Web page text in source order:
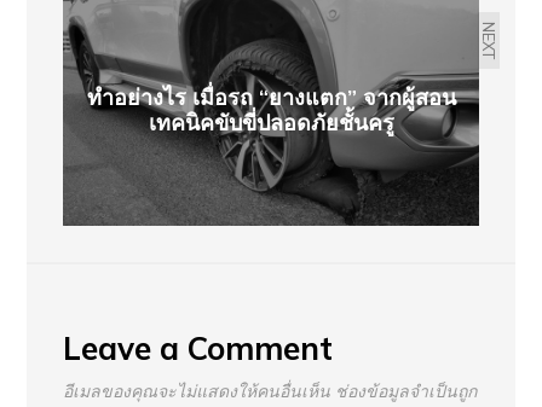
NEXT
ทำอย่างไร เมื่อรถ “ยางแตก” จากผู้สอน
เทคนิคขับขี่ปลอดภัยชั้นครู
Leave a Comment
อีเมลของคุณจะไม่แสดงให้คนอื่นเห็น ช่องข้อมูลจำเป็นถูก